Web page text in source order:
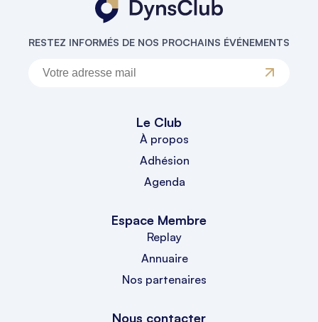
RESTEZ INFORMÉS DE NOS PROCHAINS ÉVÉNEMENTS
Le Club
À propos
Adhésion
Agenda
Espace Membre
Replay
Annuaire
Nos partenaires
Nous contacter